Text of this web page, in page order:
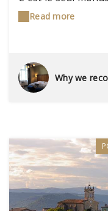
aussi bien
capitulaire mais
Read more
Why we